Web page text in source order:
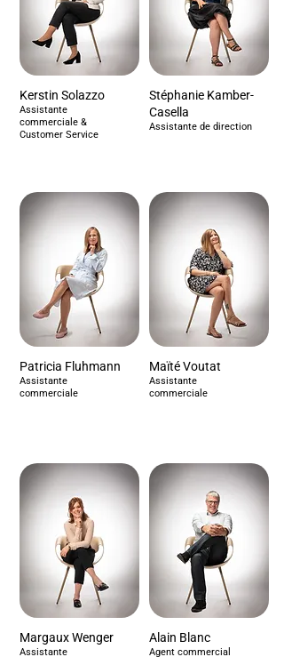
Kerstin Solazzo
Assistante
commerciale &
Customer Service
Patricia Fluhmann
Assistante
commerciale
Margaux Wenger
Assistante
Stéphanie Kamber-
Casella
Assistante de direction
Maïté Voutat
Assistante
commerciale
Alain Blanc
Agent commercial